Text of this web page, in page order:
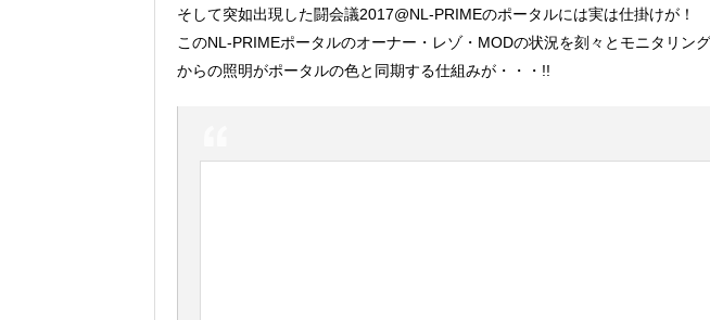
そして突如出現した闘会議2017@NL-PRIMEのポータルには実は仕掛けが！
このNL-PRIMEポータルのオーナー・レゾ・MODの状況を刻々とモニタリン
からの照明がポータルの色と同期する仕組みが・・・!!